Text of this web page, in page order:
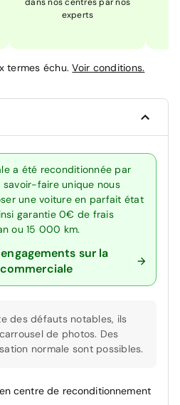
dans nos centres par nos
experts
termes échu.Voir conditions.
a été reconditionnée par
savoir-faire unique nous
une voiture en parfait état
garantie 0€ de frais
ou 15 000 km.
sur la
des défauts notables, ils
de photos. Des
normale sont possibles.
centre de reconditionnement